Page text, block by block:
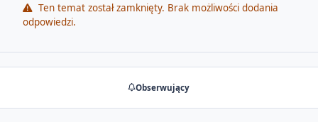
Ten temat został zamknięty. Brak możliwości dodania
odpowiedzi.
Obserwujący